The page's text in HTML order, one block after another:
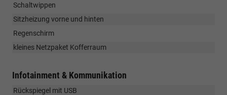
Schaltwippen
Sitzheizung vorne und hinten
Regenschirm
kleines Netzpaket Kofferraum
Infotainment & Kommunikation
Rückspiegel mit USB